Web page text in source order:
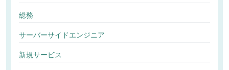
総務
サーバーサイドエンジニア
新規サービス